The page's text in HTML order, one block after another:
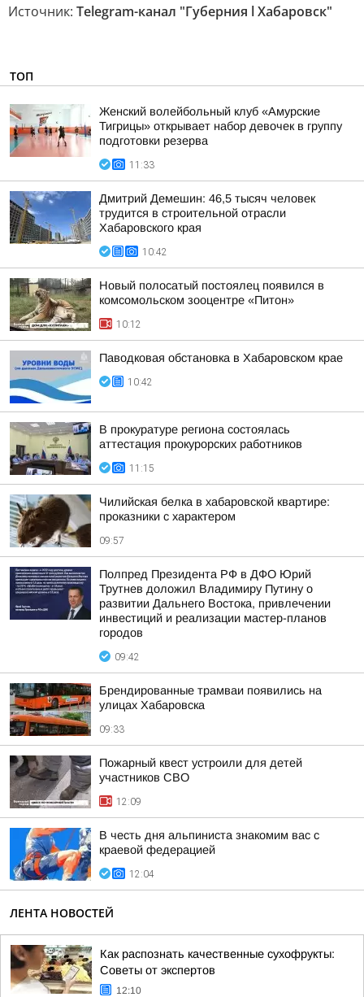
Источник: Telegram-канал "Губерния l Хабаровск"
ТОП
Женский волейбольный клуб «Амурские
Тигрицы» открывает набор девочек в группу
подготовки резерва
11:33
Дмитрий Демешин: 46,5 тысяч человек
трудится в строительной отрасли
Хабаровского края
10:42
Новый полосатый постоялец появился в
комсомольском зооцентре «Питон»
10:12
Паводковая обстановка в Хабаровском крае
10:42
В прокуратуре региона состоялась
аттестация прокурорских работников
11:15
Чилийская белка в хабаровской квартире:
проказники с характером
09:57
Полпред Президента РФ в ДФО Юрий
Трутнев доложил Владимиру Путину о
развитии Дальнего Востока, привлечении
инвестиций и реализации мастер-планов
городов
09:42
Брендированные трамваи появились на
улицах Хабаровска
09:33
Пожарный квест устроили для детей
участников СВО
12:09
В честь дня альпиниста знакомим вас с
краевой федерацией
12:04
ЛЕНТА НОВОСТЕЙ
Как распознать качественные сухофрукты:
Советы от экспертов
12:10